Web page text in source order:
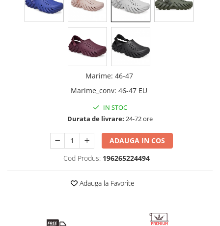
Marime: 46-47
Marime_conv: 46-47 EU
IN STOC
Durata de livrare: 24-72 ore
ADAUGA IN COS
Cod Produs: 196265224494
Adauga la Favorite